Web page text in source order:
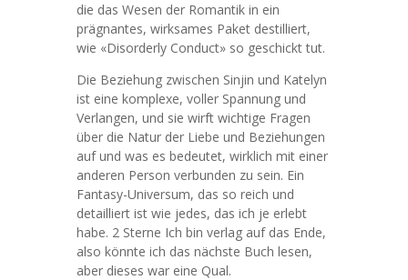
die das Wesen der Romantik in ein
prägnantes, wirksames Paket destilliert,
wie «Disorderly Conduct» so geschickt tut.
Die Beziehung zwischen Sinjin und Katelyn
ist eine komplexe, voller Spannung und
Verlangen, und sie wirft wichtige Fragen
über die Natur der Liebe und Beziehungen
auf und was es bedeutet, wirklich mit einer
anderen Person verbunden zu sein. Ein
Fantasy-Universum, das so reich und
detailliert ist wie jedes, das ich je erlebt
habe. 2 Sterne Ich bin verlag auf das Ende,
also könnte ich das nächste Buch lesen,
aber dieses war eine Qual.